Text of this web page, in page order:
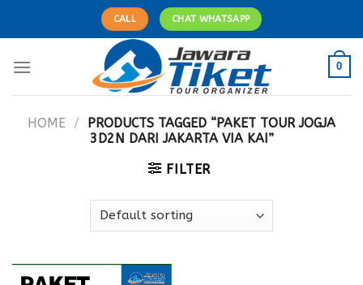
CALL CHAT WHATSAPP
0
HOME /
PRODUCTS TAGGED “PAKET TOUR JOGJA
3D2N DARI JAKARTA VIA KAI”
FILTER